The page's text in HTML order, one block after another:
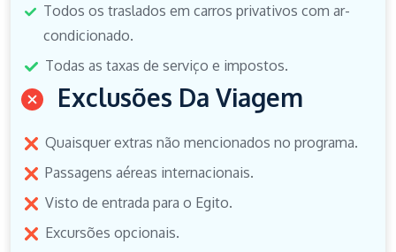
Todos os traslados em carros privativos com ar-
condicionado.
Todas as taxas de serviço e impostos.
Exclusões Da Viagem
Quaisquer extras não mencionados no programa.
Passagens aéreas internacionais.
Visto de entrada para o Egito.
Excursões opcionais.